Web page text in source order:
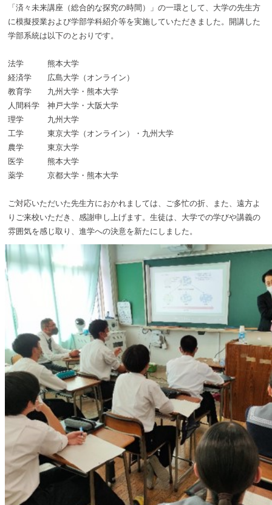
「済々未来講座（総合的な探究の時間）」の一環として、大学の先生方
に模擬授業および学部学科紹介等を実施していただきました。開講した
学部系統は以下のとおりです。
法学 熊本大学
経済学 広島大学（オンライン）
教育学 九州大学・熊本大学
人間科学 神戸大学・大阪大学
理学 九州大学
工学 東京大学（オンライン）・九州大学
農学 東京大学
医学 熊本大学
薬学 京都大学・熊本大学
ご対応いただいた先生方におかれましては、ご多忙の折、また、遠方よ
りご来校いただき、感謝申し上げます。生徒は、大学での学びや講義の
雰囲気を感じ取り、進学への決意を新たにしました。